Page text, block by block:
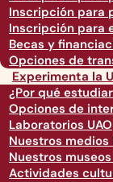
Inscripción para
Inscripción para
Becas y
Opciones de
Experimenta la
¿Por qué
Opciones de
Laboratorios UAO
Nuestros medios
Nuestros museos
Actividades